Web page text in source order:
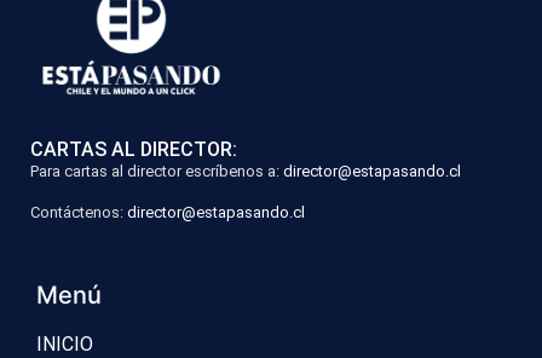
CARTAS AL DIRECTOR:
Para cartas al director escríbenos a: director@estapasando.cl
Contáctenos: director@estapasando.cl
Menú
INICIO